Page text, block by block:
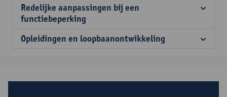
Redelijke aanpassingen bij een
functiebeperking
Opleidingen en loopbaanontwikkeling